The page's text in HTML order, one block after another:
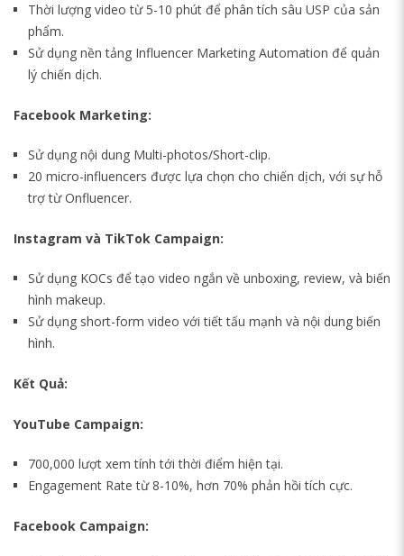
Thời lượng video từ 5-10 phút để phân tích sâu USP của sản
phẩm.
Sử dụng nền tảng Influencer Marketing Automation để quản
lý chiến dịch.
Facebook Marketing:
Sử dụng nội dung Multi-photos/Short-clip.
20 micro-influencers được lựa chọn cho chiến dịch, với sự hỗ
trợ từ Onfluencer.
Instagram và TikTok Campaign:
Sử dụng KOCs để tạo video ngắn về unboxing, review, và biến
hình makeup.
Sử dụng short-form video với tiết tấu mạnh và nội dung biến
hình.
Kết Quả:
YouTube Campaign:
700,000 lượt xem tính tới thời điểm hiện tại.
Engagement Rate từ 8-10%, hơn 70% phản hồi tích cực.
Facebook Campaign: